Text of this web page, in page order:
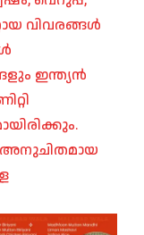
വിവരങ്ങൾ
ഇന്ത്യൻ